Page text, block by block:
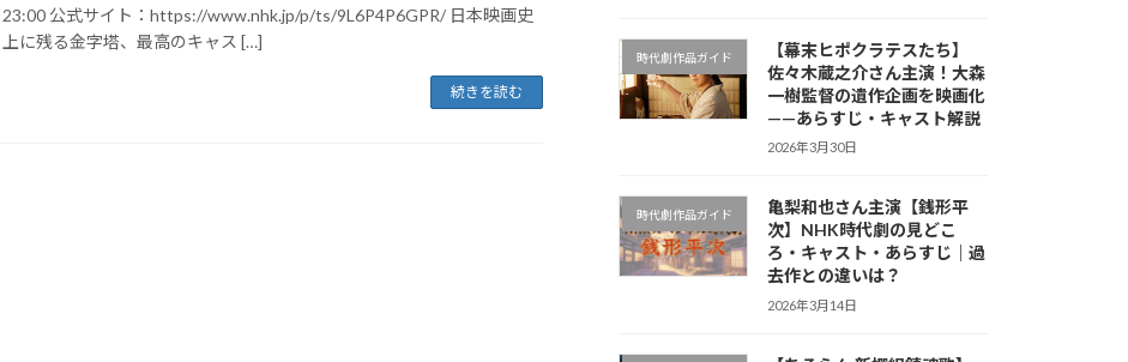
23:00 公式サイト：https://www.nhk.jp/p/ts/9L6P4P6GPR/ 日本映画史
上に残る金字塔、最高のキャス […]
続きを読む
時代劇作品ガイド
【幕末ヒポクラテスたち】
佐々木蔵之介さん主演！大森
一樹監督の遺作企画を映画化
——あらすじ・キャスト解説
2026年3月30日
時代劇作品ガイド
亀梨和也さん主演【銭形平
次】NHK時代劇の見どこ
ろ・キャスト・あらすじ｜過
去作との違いは？
2026年3月14日